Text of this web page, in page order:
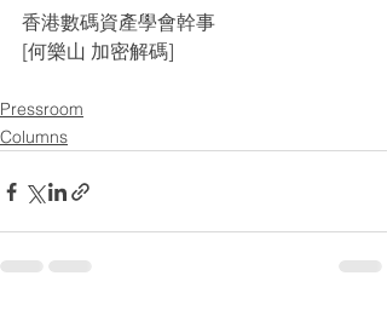
香港數碼資產學會幹事
[何樂山 加密解碼]
Pressroom
Columns